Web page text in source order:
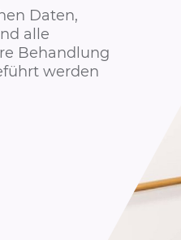
Daten,
alle
Behandlung
werden